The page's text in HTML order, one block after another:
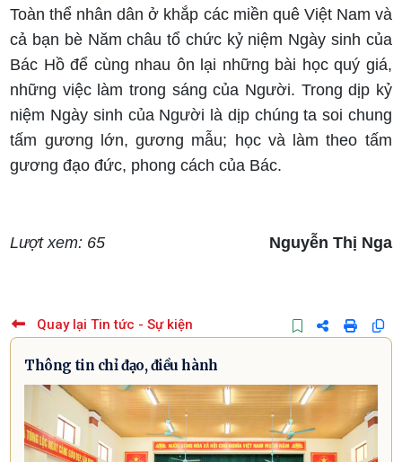
Toàn thể nhân dân ở khắp các miền quê Việt Nam và
cả bạn bè Năm châu tổ chức kỷ niệm Ngày sinh của
Bác Hồ để cùng nhau ôn lại những bài học quý giá,
những việc làm trong sáng của Người. Trong dịp kỷ
niệm Ngày sinh của Người là dịp chúng ta soi chung
tấm gương lớn, gương mẫu; học và làm theo tấm
gương đạo đức, phong cách của Bác.
Lượt xem: 65 Nguyễn Thị Nga
Quay lại Tin tức - Sự kiện
Thông tin chỉ đạo, điều hành